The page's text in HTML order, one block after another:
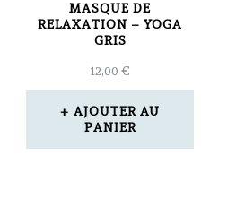
MASQUE DE
RELAXATION – YOGA
GRIS
12,00€
AJOUTER AU
PANIER